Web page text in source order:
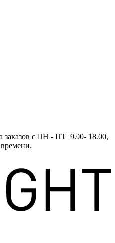
заказов с ПН - ПТ 9.00- 18.00,